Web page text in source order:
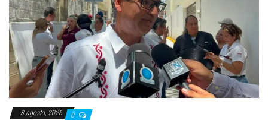
3 agosto, 2026 0